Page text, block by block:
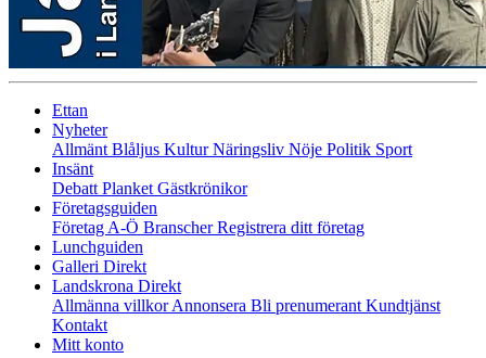
Ettan
Nyheter
Allmänt Blåljus KulturNäringsliv Nöje Politik Sport
Insänt
Debatt Planket Gästkrönikor
Företagsguiden
Företag A-Ö BranscherRegistrera ditt företag
Lunchguiden
Galleri Direkt
Landskrona Direkt
Allmänna villkorAnnonsera Bli prenumerant Kundtjänst
Kontakt
Mitt konto